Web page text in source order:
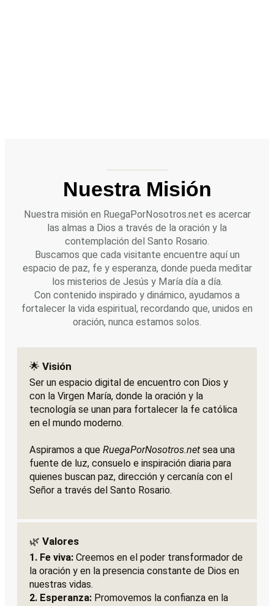
Nuestra Misión
Nuestra misión en RuegaPorNosotros.net es acercar
las almas a Dios a través de la oración y la
contemplación del Santo Rosario.
Buscamos que cada visitante encuentre aquí un
espacio de paz, fe y esperanza, donde pueda meditar
los misterios de Jesús y María día a día.
Con contenido inspirado y dinámico, ayudamos a
fortalecer la vida espiritual, recordando que, unidos en
oración, nunca estamos solos.
🌟 Visión
Ser un espacio digital de encuentro con Dios y
con la Virgen María, donde la oración y la
tecnología se unan para fortalecer la fe católica
en el mundo moderno.
Aspiramos a que RuegaPorNosotros.netsea una
fuente de luz, consuelo e inspiración diaria para
quienes buscan paz, dirección y cercanía con el
Señor a través del Santo Rosario.
🌿 Valores
1. Fe viva: Creemos en el poder transformador de
la oración y en la presencia constante de Dios en
nuestras vidas.
2. Esperanza: Promovemos la confianza en la